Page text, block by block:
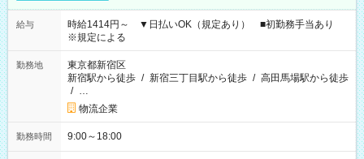
給与
時給1414円～ ▼日払いOK（規定あり） ■初勤務手当あり
※規定による
勤務地
東京都新宿区
新宿駅から徒歩 / 新宿三丁目駅から徒歩 / 高田馬場駅から徒歩
/ …
物流企業
勤務時間 9:00～18:00